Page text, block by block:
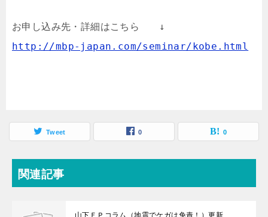
http://mbp-japan.com/seminar/kobe.html
Tweet 0 0
関連記事
山下ＦＰコラム（地震でケガは免責！）更新